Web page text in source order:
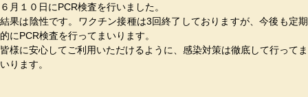
６月１０日にPCR検査を行いました。
結果は陰性です。ワクチン接種は3回終了しておりますが、今後も定期
的にPCR検査を行ってまいります。
皆様に安心してご利用いただけるように、感染対策は徹底して行ってま
いります。